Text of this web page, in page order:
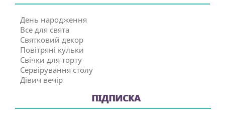
День народження
Все для свята
Святковий декор
Повітряні кульки
Свічки для торту
Сервірування столу
Дівич вечір
ПІДПИСКА